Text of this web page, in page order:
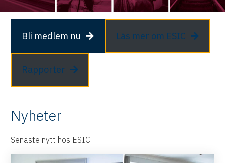
Bli medlem nu Läs mer om ESIC
Rapporter
Nyheter
Senaste nytt hos ESIC